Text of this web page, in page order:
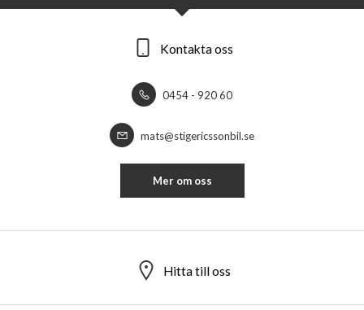
Kontakta oss
0454 - 920 60
mats@stigericssonbil.se
Mer om oss
Hitta till oss